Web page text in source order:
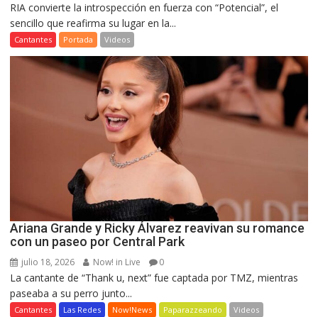
RIA convierte la introspección en fuerza con “Potencial”, el
sencillo que reafirma su lugar en la...
Cantantes Portada Videos
Ariana Grande y Ricky Álvarez reavivan su romance
con un paseo por Central Park
julio 18, 2026 Now! in Live 0
La cantante de “Thank u, next” fue captada por TMZ, mientras
paseaba a su perro junto...
Cantantes Las Redes Now!News Paparazzeando Videos